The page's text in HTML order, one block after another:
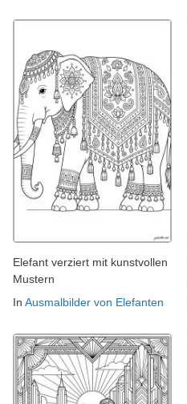
Elefant verziert mit kunstvollen
Mustern
In Ausmalbilder von Elefanten